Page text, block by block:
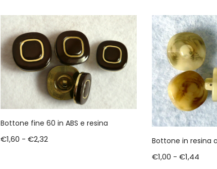
Bottone fine 60 in ABS e resina
€1,60 - €2,32 Bottone in resina
€1,00 - €1,44